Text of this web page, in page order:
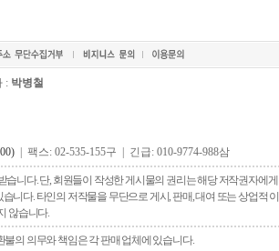
: 박병철
| 팩스: 02-535-155구 | 긴급: 010-9774-988삼
니다. 단, 회원들이 작성한 게시물의 권리는 해당 저작권자에게
니다. 타인의 저작물을 무단으로 게시, 판매, 대여 또는 상업적 이
않습니다.
불의 의무와 책임은 각 판매 업체에 있습니다.